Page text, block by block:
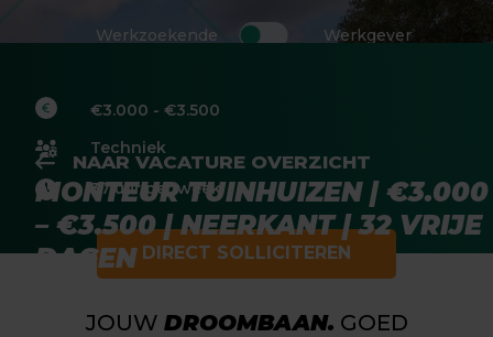
Werkzoekende Werkgever
NAAR VACATURE OVERZICHT
MONTEUR TUINHUIZEN | €3.000
– €3.500 | NEERKANT | 32 VRIJE
DAGEN DIRECT SOLLICITEREN
€3.000 - €3.500
Techniek
37 uur per week
JOUW DROOMBAAN. GOED